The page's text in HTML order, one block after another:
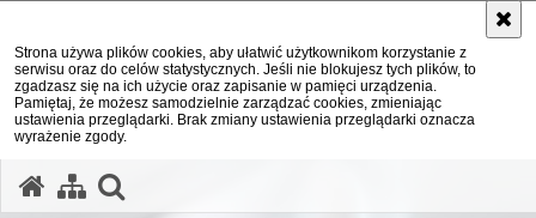
Strona używa plików cookies, aby ułatwić użytkownikom korzystanie z
serwisu oraz do celów statystycznych. Jeśli nie blokujesz tych plików, to
zgadzasz się na ich użycie oraz zapisanie w pamięci urządzenia.
Pamiętaj, że możesz samodzielnie zarządzać cookies, zmieniając
ustawienia przeglądarki. Brak zmiany ustawienia przeglądarki oznacza
wyrażenie zgody.